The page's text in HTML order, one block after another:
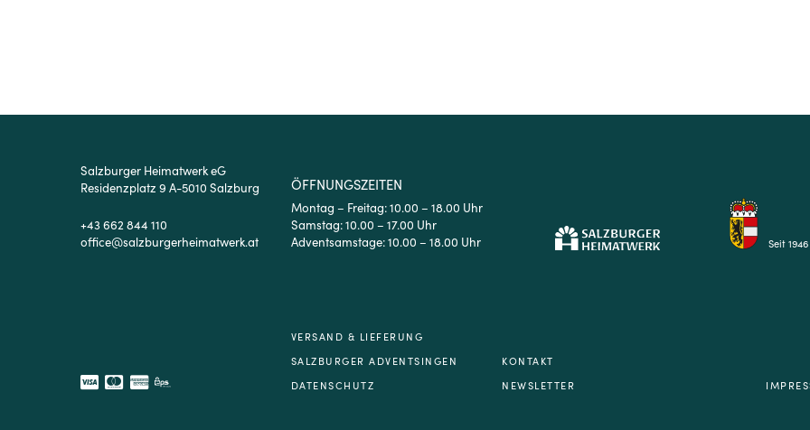
Salzburger Heimatwerk eG
Residenzplatz 9 A-5010 Salzburg
+43 662 844 110
office@salzburgerheimatwerk.at
ÖFFNUNGSZEITEN
Montag – Freitag: 10.00 – 18.00 Uhr
Samstag: 10.00 – 17.00 Uhr
Adventsamstage: 10.00 – 18.00 Uhr
Seit
VERSAND & LIEFERUNG
SALZBURGER ADVENTSINGEN
DATENSCHUTZ
KONTAKT
NEWSLETTER